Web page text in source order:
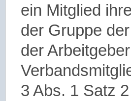
ein Mitglied
der Gruppe
der
3 Abs. 1 Satz